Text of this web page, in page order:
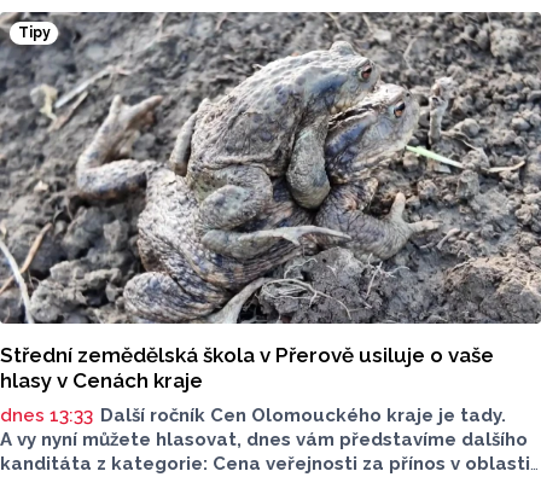
se nadýmavým potravinám nebo preventivnímu vyřazování
alergenů. Mýty o stravě při kojení boří laktační poradkyně
z Jeseníku.
Tipy
Střední zemědělská škola v Přerově usiluje o vaše
hlasy v Cenách kraje
dnes 13:33 Další ročník Cen Olomouckého kraje je tady.
A vy nyní můžete hlasovat, dnes vám představíme dalšího
kanditáta z kategorie: Cena veřejnosti za přínos v oblasti